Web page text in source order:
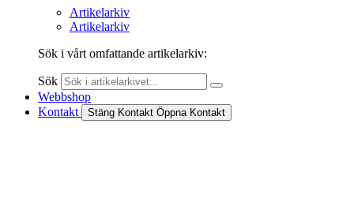
Artikelarkiv
Artikelarkiv
Sök i vårt omfattande artikelarkiv:
Sök
Webbshop
Kontakt
Stäng Kontakt Öppna Kontakt